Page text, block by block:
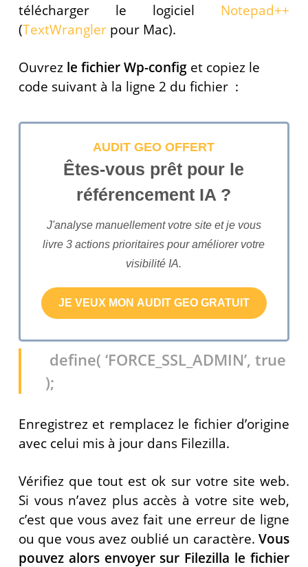
télécharger le logiciel Notepad++
(TextWranglerpour Mac).
Ouvrez le fichier Wp-configet copiez le
code suivant à la ligne 2 du fichier :
AUDIT GEO OFFERT
Êtes-vous prêt pour le
référencement IA ?
J'analyse manuellement votre site et je vous
livre 3 actions prioritaires pour améliorer votre
visibilité IA.
define( ‘FORCE_SSL_ADMIN’, true
);
Enregistrez et remplacez le fichier d’origine
avec celui mis à jour dans Filezilla.
Vérifiez que tout est ok sur votre site web.
Si vous n’avez plus accès à votre site web,
c’est que vous avez fait une erreur de ligne
ou que vous avez oublié un caractère.Vous
pouvez alors envoyer sur Filezilla le fichier